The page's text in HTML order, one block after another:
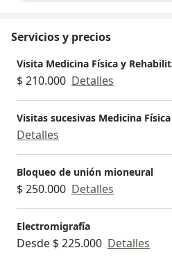
Servicios y precios
Visita Medicina Física y
$ 210.000 Detalles
Visitas sucesivas Medicina
Detalles
Bloqueo de unión mioneural
$ 250.000 Detalles
Electromigrafía
Desde $ 225.000 Detalles